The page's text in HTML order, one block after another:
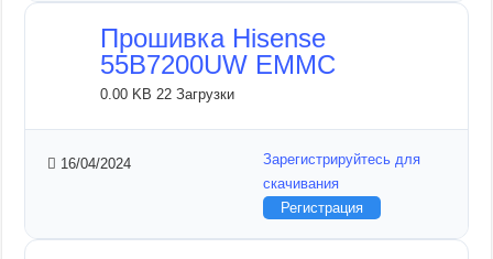
Прошивка Hisense
55B7200UW EMMC
0.00 KB 22 Загрузки
16/04/2024
Зарегистрируйтесь для
скачивания
Регистрация